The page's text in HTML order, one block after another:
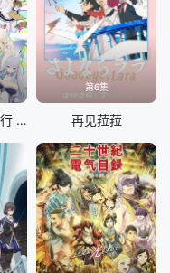
碧蓝航线 微速前行 第二季
第6集
再见菈菈